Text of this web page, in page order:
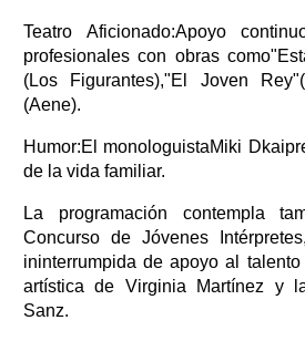
Teatro Aficionado:Apoyo
profesionales con obras
(Los Figurantes),"El Joven
(Aene).
Humor:El monologuistaMiki
de la vida familiar.
La programación contempla
Concurso de Jóvenes
ininterrumpida de apoyo al
artística de Virginia Martínez y
Sanz.